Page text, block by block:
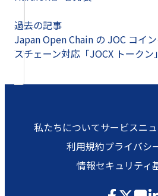
過去の記事
Japan Open Chain の JOC コイ
スチェーン対応「JOCX トークン
私たちについてサービスニ
利用規約プライバシ
情報セキュリティ